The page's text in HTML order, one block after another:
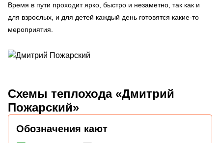
Время в пути проходит ярко, быстро и незаметно, так как и
для взрослых, и для детей каждый день готовятся какие-то
мероприятия.
Схемы теплохода «Дмитрий
Пожарский»
Обозначения кают